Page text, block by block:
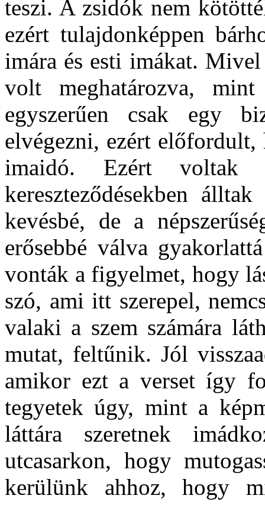
teszi. A zsidók nem
ezért tulajdonképpen
imára és esti imákat.
volt meghatározva,
egyszerűen csak egy
elvégezni, ezért
imaidó. Ezért voltak
kereszteződésekben
kevésbé, de a
erősebbé válva
vonták a figyelmet, hogy
szó, ami itt szerepel,
valaki a szem számára
mutat, feltűnik. Jól
amikor ezt a verset így
tegyetek úgy, mint a
láttára szeretnek
utcasarkon, hogy
kerülünk ahhoz, hogy